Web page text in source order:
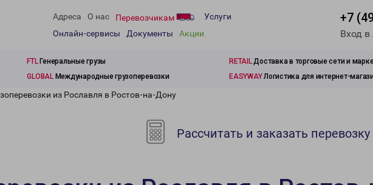
Адреса О нас Перевозчикам
Услуги
Онлайн-сервисы
Документы Акции
+7
Вход
FTLГенеральные грузы RETAILДоставка в торговые сети и
GLOBALМеждународные грузоперевозки EASYWAYЛогистика для интернет-
из Рославля в Ростов-на-Дону
Рассчитать и заказать перевозку